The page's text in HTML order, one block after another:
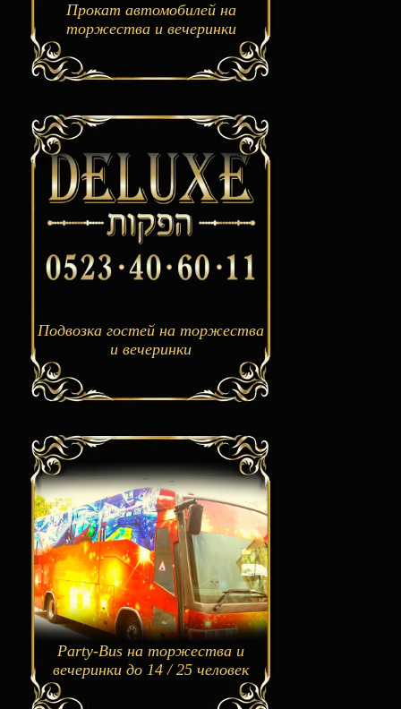
Прокат автомобилей на
торжества и вечеринки
Подвозка гостей на торжества
и вечеринки
Party-Bus на торжества и
вечеринки до 14 / 25 человек